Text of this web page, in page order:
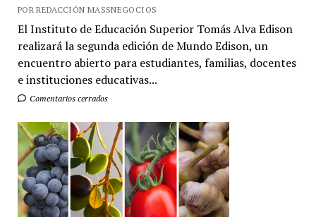
POR REDACCIÓN MASSNEGOCIOS
El Instituto de Educación Superior Tomás Alva Edison
realizará la segunda edición de Mundo Edison, un
encuentro abierto para estudiantes, familias, docentes
e instituciones educativas...
Comentarios cerrados